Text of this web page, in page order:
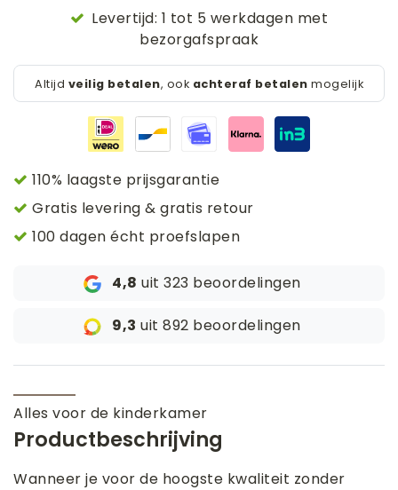
Levertijd: 1 tot 5 werkdagen met
bezorgafspraak
Altijd veilig betalen, ook achteraf betalen mogelijk
110% laagste prijsgarantie
Gratis levering & gratis retour
100 dagen écht proefslapen
4,8 uit 323 beoordelingen
9,3 uit 892 beoordelingen
Alles voor de kinderkamer
Productbeschrijving
Wanneer je voor de hoogste kwaliteit zonder